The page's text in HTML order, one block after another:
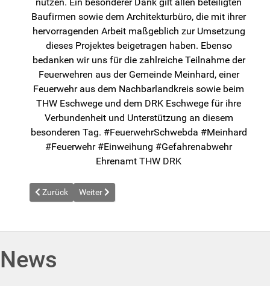
nutzen. Ein besonderer Dank gilt allen beteiligten
Baufirmen sowie dem Architekturbüro, die mit ihrer
hervorragenden Arbeit maßgeblich zur Umsetzung
dieses Projektes beigetragen haben. Ebenso
bedanken wir uns für die zahlreiche Teilnahme der
Feuerwehren aus der Gemeinde Meinhard, einer
Feuerwehr aus dem Nachbarlandkreis sowie beim
THW Eschwege und dem DRK Eschwege für ihre
Verbundenheit und Unterstützung an diesem
besonderen Tag. #FeuerwehrSchwebda #Meinhard
#Feuerwehr #Einweihung #Gefahrenabwehr
Ehrenamt THW DRK
Vorheriger Beitrag: News vom 2026-04-18
Zurück Nächster Beitrag: News vom 2026-05-25
Weiter
News